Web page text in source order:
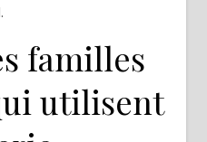
familles
utilisent